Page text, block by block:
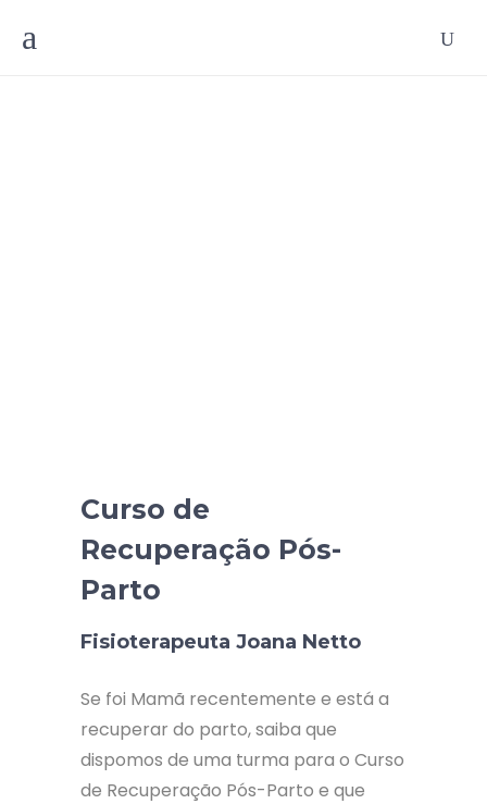
Curso de
Recuperação Pós-
Parto
Fisioterapeuta Joana Netto
Se foi Mamã recentemente e está a
recuperar do parto, saiba que
dispomos de uma turma para o Curso
de Recuperação Pós-Parto e que